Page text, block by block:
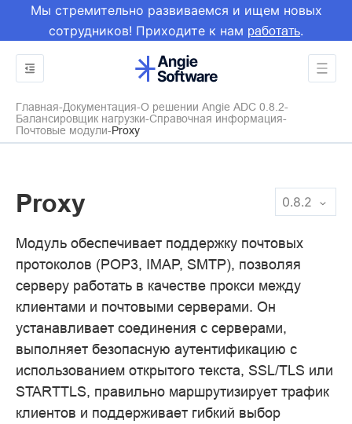
Мы стремительно развиваемся и ищем новых
сотрудников! Приходите к нам работать.
Главная Документация О решении Angie ADC 0.8.2
Балансировщик нагрузки Справочная информация
Почтовые модули Proxy
0.8.2
Proxy
Модуль обеспечивает поддержку почтовых
протоколов (POP3, IMAP, SMTP), позволяя
серверу работать в качестве прокси между
клиентами и почтовыми серверами. Он
устанавливает соединения с серверами,
выполняет безопасную аутентификацию с
использованием открытого текста, SSL/TLS или
STARTTLS, правильно маршрутизирует трафик
клиентов и поддерживает гибкий выбор